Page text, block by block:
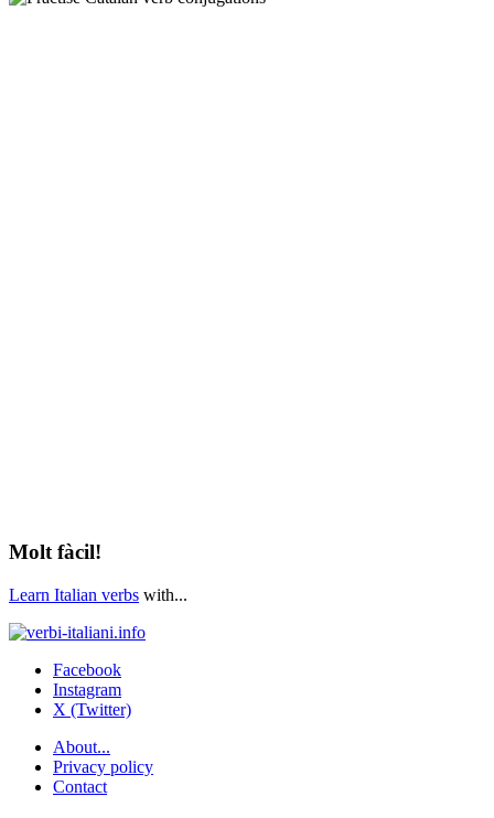
Molt fàcil!
Learn Italian verbs with...
Facebook
Instagram
X (Twitter)
About...
Privacy policy
Contact